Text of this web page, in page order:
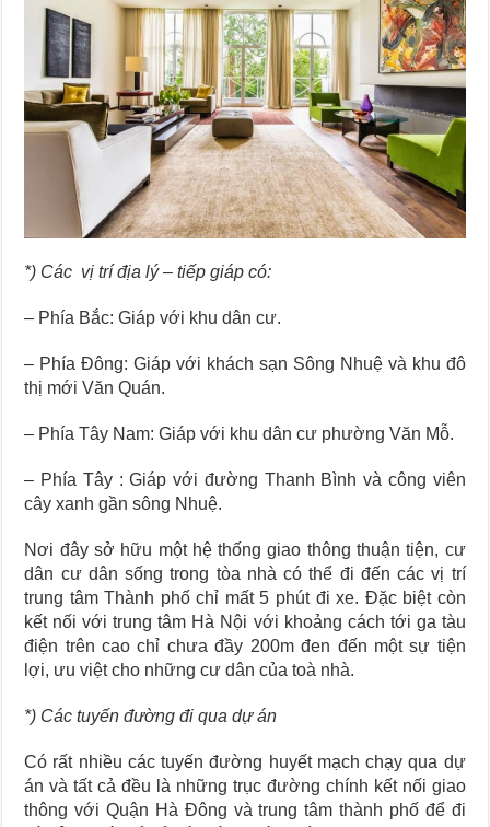
*) Các vị trí địa lý – tiếp giáp có:
– Phía Bắc: Giáp với khu dân cư.
– Phía Đông: Giáp với khách sạn Sông Nhuệ và khu đô
thị mới Văn Quán.
– Phía Tây Nam: Giáp với khu dân cư phường Văn Mỗ.
– Phía Tây : Giáp với đường Thanh Bình và công viên
cây xanh gần sông Nhuệ.
Nơi đây sở hữu một hệ thống giao thông thuận tiện, cư
dân cư dân sống trong tòa nhà có thể đi đến các vị trí
trung tâm Thành phố chỉ mất 5 phút đi xe. Đặc biệt còn
kết nối với trung tâm Hà Nội với khoảng cách tới ga tàu
điện trên cao chỉ chưa đầy 200m đen đến một sự tiện
lợi, ưu việt cho những cư dân của toà nhà.
*) Các tuyến đường đi qua dự án
Có rất nhiều các tuyến đường huyết mạch chạy qua dự
án và tất cả đều là những trục đường chính kết nối giao
thông với Quận Hà Đông và trung tâm thành phố để đi